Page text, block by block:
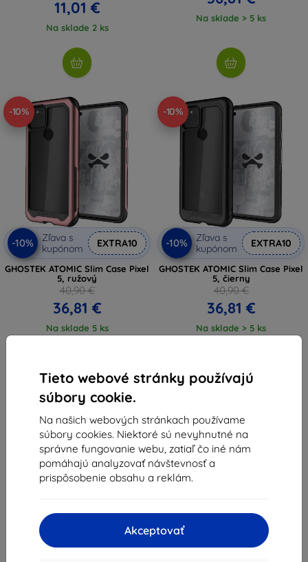
Tieto webové stránky používajú
súbory cookie.
Na našich webových stránkach používame
súbory cookies. Niektoré sú nevyhnutné na
správne fungovanie webu, zatiaľ čo iné nám
pomáhajú analyzovať návštevnosť a
prispôsobenie obsahu a reklám.
Akceptovať
11,01 €
Na sklade 2 ks
Na sklade > 5 ks
-10%
-10%
Zľava s
kupónom
EXTRA10
GHOSTEK ATOMIC Slim Case Pixel
5, ružový
40,90 €
36,81 €
Na sklade 5 ks
-10%
-10%
Zľava s
kupónom
EXTRA10
GHOSTEK ATOMIC Slim Case Pixel
5, čierny
40,90 €
36,81 €
Na sklade > 5 ks
z celkom4.